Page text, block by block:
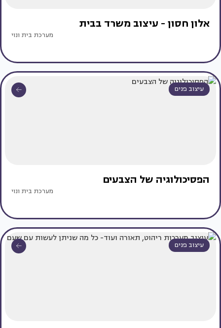
אלון חסון - עיצוב משרד בבית
מערכת בית ונוי
עיצוב פנים
הפסיכולוגיה של הצבעים
מערכת בית ונוי
עיצוב פנים